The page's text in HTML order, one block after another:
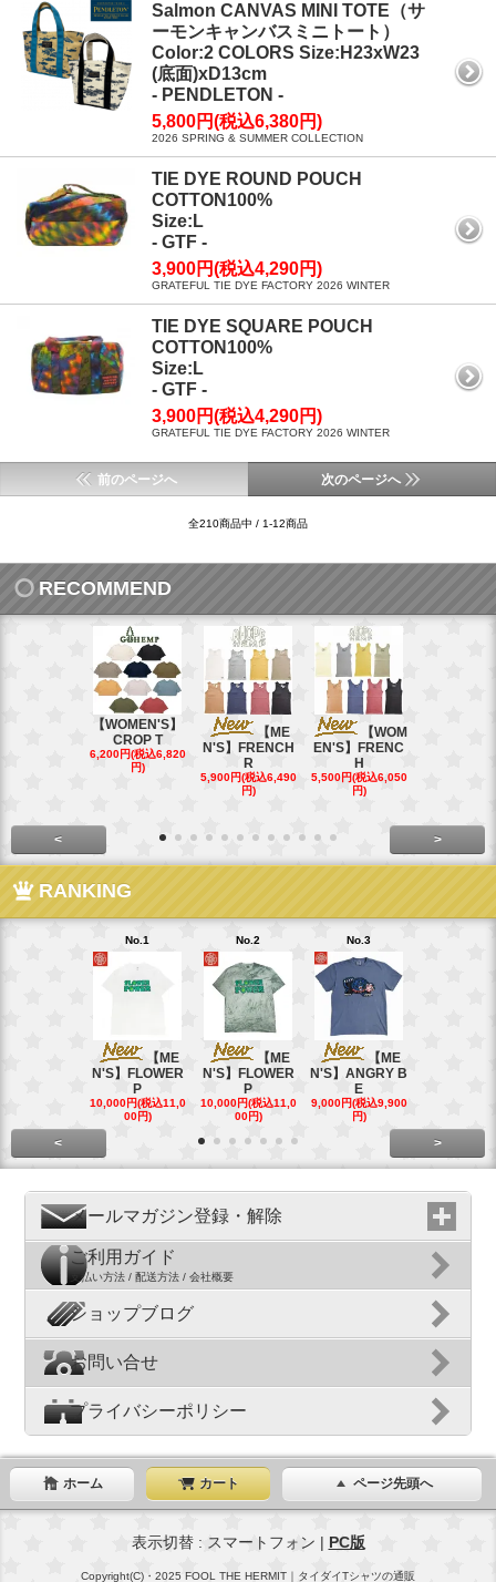
Salmon CANVAS MINI TOTE（サ
ーモンキャンバスミニトート）
Color:2 COLORS Size:H23xW23
(底面)xD13cm
- PENDLETON -
5,800円(税込6,380円)
2026 SPRING & SUMMER COLLECTION
TIE DYE ROUND POUCH
COTTON100%
Size:L
- GTF -
3,900円(税込4,290円)
GRATEFUL TIE DYE FACTORY 2026 WINTER
TIE DYE SQUARE POUCH
COTTON100%
Size:L
- GTF -
3,900円(税込4,290円)
GRATEFUL TIE DYE FACTORY 2026 WINTER
前のページへ 次のページへ
全210商品中 / 1-12商品
RECOMMEND
【WOMEN'S】
CROP T
6,200円(税込6,820
円)
【ME
N'S】FRENCH
R
5,900円(税込6,490
円)
【WOM
EN'S】FRENC
H
5,500円(税込6,050
円)
< >
RANKING
No.1
【ME
N'S】FLOWER
P
10,000円(税込11,0
00円)
No.2
【ME
N'S】FLOWER
P
10,000円(税込11,0
00円)
No.3
【ME
N'S】ANGRY B
E
9,000円(税込9,900
円)
< >
メールマガジン登録・解除
ご利用ガイド
支払い方法 / 配送方法 / 会社概要
ショップブログ
お問い合せ
プライバシーポリシー
ホーム カート ページ先頭へ
表示切替 : スマートフォン | PC版
Copyright(C)・2025 FOOL THE HERMIT｜タイダイTシャツの通販